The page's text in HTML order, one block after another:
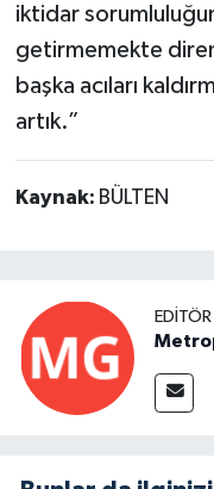
iktidar
getirmemekte
başka acıları
artık.”
Kaynak: BÜLTEN